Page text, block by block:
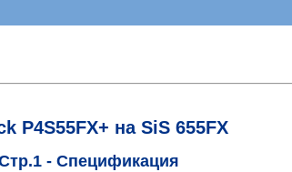
P4S55FX+ на SiS 655FX
- Спецификация